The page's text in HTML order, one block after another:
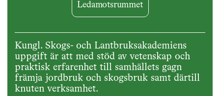
Ledamotsrummet
Kungl. Skogs- och Lantbruksakademiens
uppgift är att med stöd av vetenskap och
praktisk erfarenhet till samhällets gagn
främja jordbruk och skogsbruk samt därtill
knuten verksamhet.